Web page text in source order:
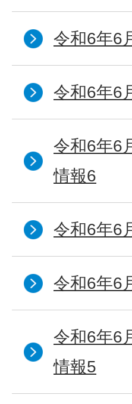
令和6年6
令和6年6
令和6年6
情報6
令和6年6
令和6年6
令和6年6
情報5